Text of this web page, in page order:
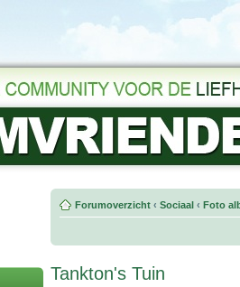
Forumoverzicht ‹ Sociaal ‹ Foto
Tankton's Tuin